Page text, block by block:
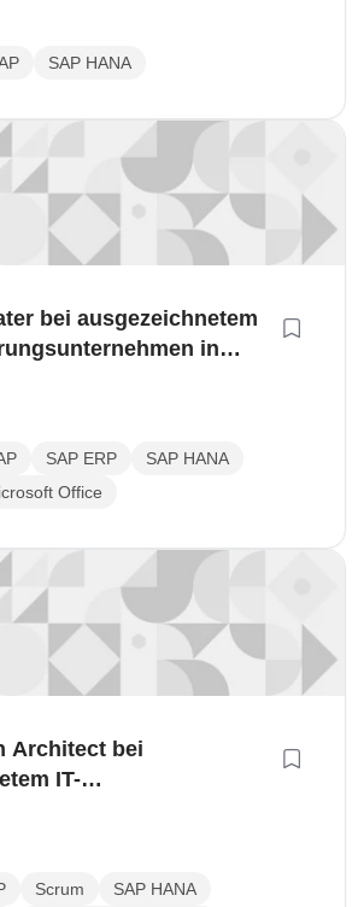
SAP HANA
bei ausgezeichnetem
in
SAP ERP
SAP HANA
Office
Architect bei
IT-
in
Scrum
SAP HANA